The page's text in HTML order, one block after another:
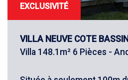
EXCLUSIVITÉ
VILLA NEUVE COTE
Villa 148.1m² 6 Pièces -